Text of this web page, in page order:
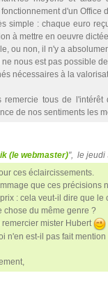
d'un Office
simple : chaque euro
à mettre en oeuvre
ou non, il n'y a
ne nous est pas possible
nécessaires à la
remercie tous de
de nos sentiments les
(le webmaster)", le jeudi
ces éclaircissements.
que ces
: cela veut-il dire que
chose du même genre ?
remercier mister Hubert
n'en est-il pas fait